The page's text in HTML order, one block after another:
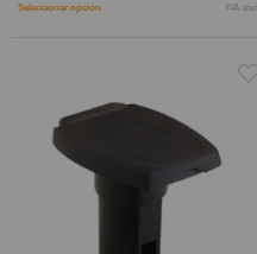
Seleccionar opción IVA incl.